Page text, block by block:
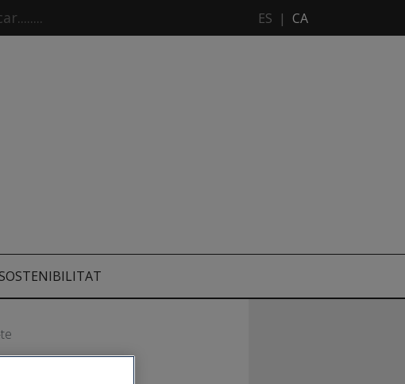
ES | CA
SOSTENIBILITAT